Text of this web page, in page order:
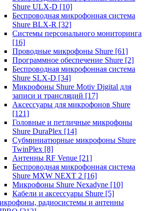
Shure ULX-D [10]
Беспроводная микрофонная система
Shure BLX-R [32]
Системы персонального мониторинга
[16]
Проводные микрофоны Shure [61]
Программное обеспечение Shure [2]
Беспроводная микрофонная система
Shure SLX-D [34]
Микрофоны Shure Motiv Digital для
записи и трансляций [17]
Аксессуары для микрофонов Shure
[121]
Головные и петличные микрофоны
Shure DuraPlex [14]
Субминиатюрные микрофоны Shure
TwinPlex [8]
Антенны RF Venue [21]
Беспроводная микрофонная система
Shure MXW NEXT 2 [16]
Микрофоны Shure Nexadyne [10]
Кабели и аксессуары Shure [5]
радиосистемы и антенны